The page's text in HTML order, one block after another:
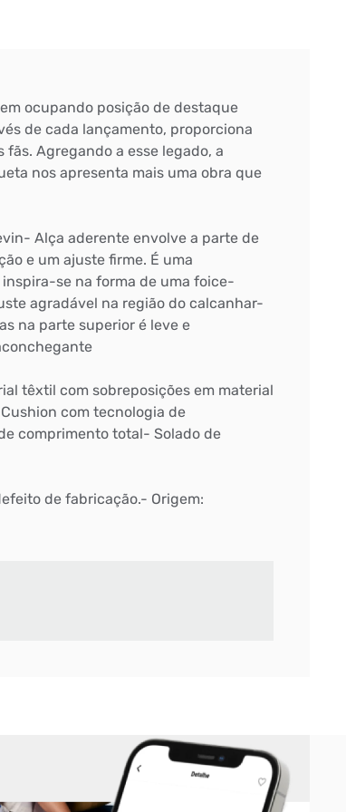
ocupando posição de destaque
de cada lançamento, proporciona
Agregando a esse legado, a
nos apresenta mais uma obra que
Alça aderente envolve a parte de
e um ajuste firme. É uma
se na forma de uma foice-
agradável na região do calcanhar-
na parte superior é leve e
têxtil com sobreposições em material
com tecnologia de
comprimento total- Solado de
de fabricação.- Origem: